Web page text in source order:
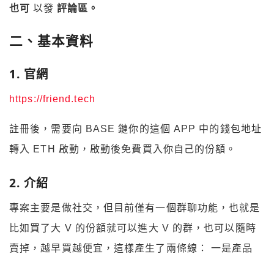
也可 以發評論區。
二、基本資料
1. 官網
https://friend.tech
註冊後，需要向 BASE 鏈你的這個 APP 中的錢包地址
轉入 ETH 啟動，啟動後免費買入你自己的份額。
2. 介紹
專案主要是做社交，但目前僅有一個群聊功能，也就是
比如買了大 V 的份額就可以進大 V 的群，也可以隨時
賣掉，越早買越便宜，這樣產生了兩條線： 一是產品